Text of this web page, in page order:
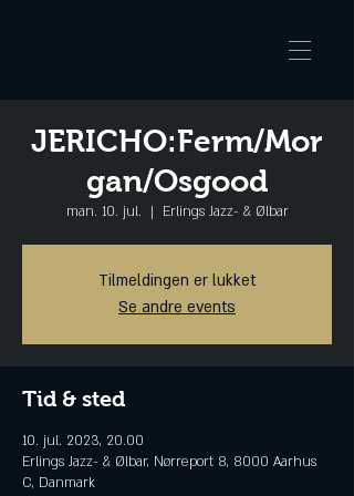
JERICHO:Ferm/Mor
gan/Osgood
man. 10. jul.
  |
Erlings Jazz- & Ølbar
Tilmeldingen er lukket
Se andre events
Tid & sted
10. jul. 2023, 20.00
Erlings Jazz- & Ølbar, Nørreport 8, 8000 Aarhus
C, Danmark